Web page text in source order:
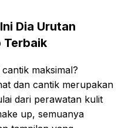
Dia Urutan
Terbaik
maksimal?
dan cantik merupakan
dari perawatan kulit
up, semuanya